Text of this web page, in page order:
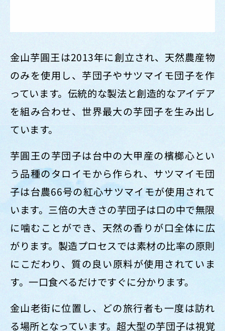
金山芋圓王は2013年に創立され、天然農産物
のみを使用し、芋団子やサツマイモ団子を作
っています。伝統的な製法と創造的なアイデア
を組み合わせ、世界最大の芋団子を生み出し
ています。
芋圓王の芋団子は台中の大甲産の檳榔心とい
う品種のタロイモから作られ、サツマイモ団
子は台農66号の紅心サツマイモが使用されて
います。三倍の大きさの芋団子は口の中で無限
に噛むことができ、天然の香りが口全体に広
がります。製造プロセスでは素材の比率の原則
にこだわり、質の良い原料が使用されていま
す。一口食べるだけですぐに分かります。
金山老街に位置し、どの旅行者も一度は訪れ
る場所となっています。超大型の芋団子は視覚